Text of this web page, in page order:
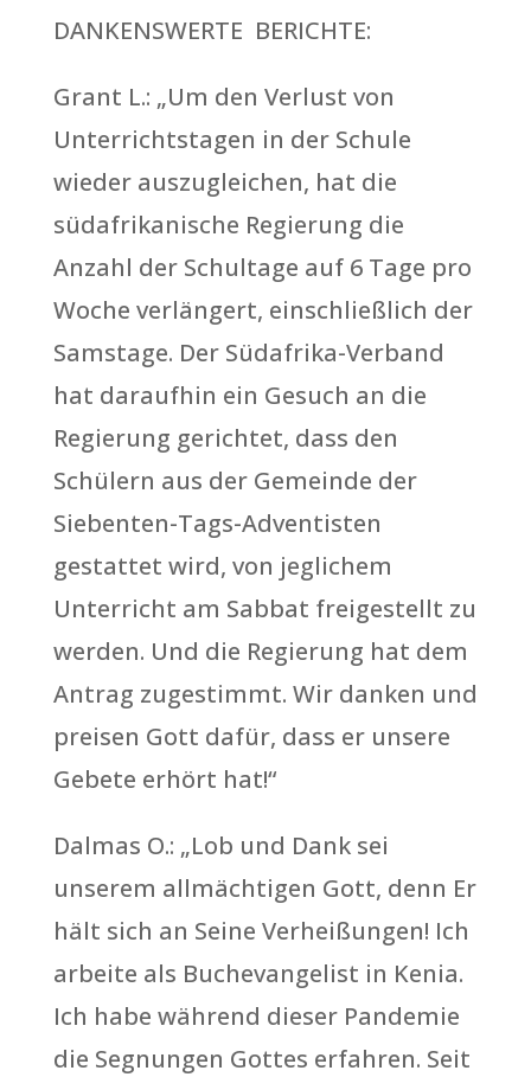
DANKENSWERTE BERICHTE:
Grant L.: „Um den Verlust von
Unterrichtstagen in der Schule
wieder auszugleichen, hat die
südafrikanische Regierung die
Anzahl der Schultage auf 6 Tage pro
Woche verlängert, einschließlich der
Samstage. Der Südafrika-Verband
hat daraufhin ein Gesuch an die
Regierung gerichtet, dass den
Schülern aus der Gemeinde der
Siebenten-Tags-Adventisten
gestattet wird, von jeglichem
Unterricht am Sabbat freigestellt zu
werden. Und die Regierung hat dem
Antrag zugestimmt. Wir danken und
preisen Gott dafür, dass er unsere
Gebete erhört hat!“
Dalmas O.: „Lob und Dank sei
unserem allmächtigen Gott, denn Er
hält sich an Seine Verheißungen! Ich
arbeite als Buchevangelist in Kenia.
Ich habe während dieser Pandemie
die Segnungen Gottes erfahren. Seit